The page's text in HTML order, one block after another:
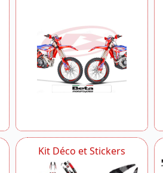
Kit Déco et Stickers